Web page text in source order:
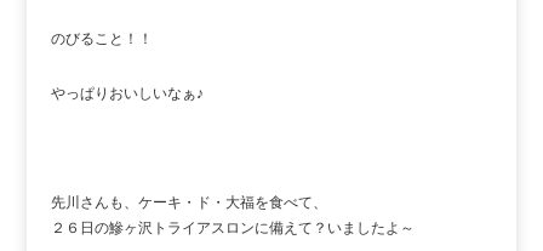
のびること！！
やっぱりおいしいなぁ♪
先川さんも、ケーキ・ド・大福を食べて、
２６日の鰺ヶ沢トライアスロンに備えて？いましたよ～